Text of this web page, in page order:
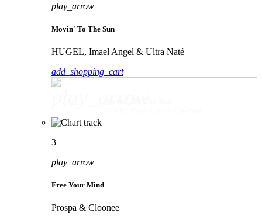
play_arrow
Movin' To The Sun
HUGEL, Imael Angel & Ultra Naté
add_shopping_cart
3
play_arrow
Free Your Mind
Prospa & Cloonee